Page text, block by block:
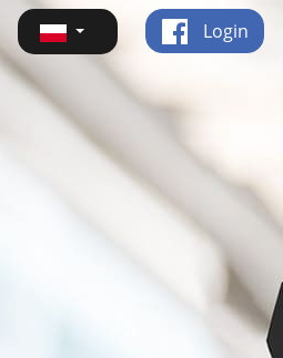
Login